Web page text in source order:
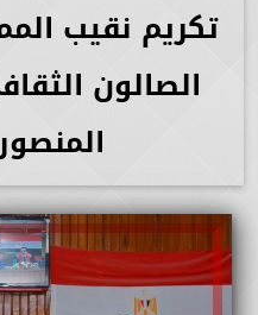
تكريم نقيب
الصالون